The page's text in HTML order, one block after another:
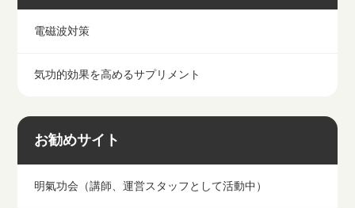
電磁波対策
気功的効果を高めるサプリメント
お勧めサイト
明氣功会（講師、運営スタッフとして活動中）